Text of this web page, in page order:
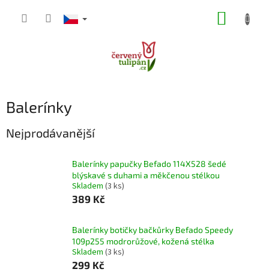
Balerínky
Nejprodávanější
Balerínky papučky Befado 114X528 šedé
blýskavé s duhami a měkčenou stélkou
Skladem (3 ks)
389 Kč
Balerínky botičky bačkůrky Befado Speedy
109p255 modrorůžové, kožená stélka
Skladem (3 ks)
299 Kč